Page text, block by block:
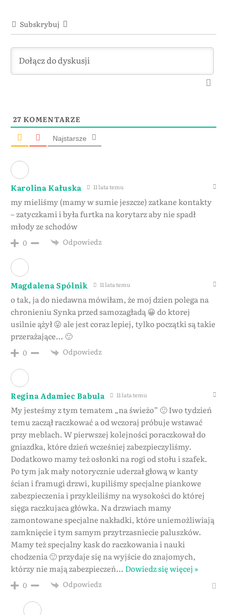
Subskrybuj
27 KOMENTARZE
Najstarsze
Karolina Kałuska 11 lata temu
my mieliśmy (mamy w sumie jeszcze) zatkane kontakty
– zatyczkami i była furtka na korytarz aby nie spadł
młody ze schodów
0 Odpowiedz
Magdalena Spólnik 11 lata temu
o tak, ja do niedawna mówiłam, że moj dzien polega na
chronieniu Synka przed samozagładą 😀 do ktorej
usilnie ążył 😛 ale jest coraz lepiej, tylko początki są takie
przerażające… 🙂
0 Odpowiedz
Regina Adamiec Babula 11 lata temu
My jesteśmy z tym tematem „na świeżo” 🙂 Iwo tydzień
temu zaczął raczkować a od wczoraj próbuje wstawać
przy meblach. W pierwszej kolejności poraczkował do
gniazdka, które dzień wcześniej zabezpieczyliśmy.
Dodatkowo mamy też osłonki na rogi od stołu i szafek.
Po tym jak mały notorycznie uderzał głową w kanty
ścian i framugi drzwi, kupiliśmy specjalne piankowe
zabezpieczenia i przykleiliśmy na wysokości do której
sięga raczkujaca główka. Na drzwiach mamy
zamontowane specjalne nakładki, które uniemożliwiają
zamknięcie i tym samym przytrzasniecie paluszków.
Mamy też specjalny kask do raczkowania i nauki
chodzenia 🙂 przydaje się na wyjście do znajomych,
którzy nie mają zabezpieczeń… Dowiedz się więcej »
0 Odpowiedz